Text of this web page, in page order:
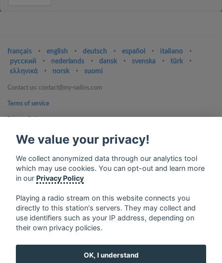
français ⋅ english ⋅ deutsch ⋅ español ⋅ italiano
⋅
русский
⋅ nederlands ⋅ dansk ⋅ svenska ⋅ türk
⋅
ελληνικά
⋅ norsk ⋅ suomi
Contact us: contact@my-radios.com
Terms of service
Google Play and the Google Play logo are trademarks of Google Inc.
We value your privacy!
We collect anonymized data through our analytics tool
which may use cookies. You can opt-out and learn more
in our Privacy Policy
Playing a radio stream on this website connects you
directly to this station's servers. They may collect and
use identifiers such as your IP address, depending on
their own privacy policies.
OK, I understand